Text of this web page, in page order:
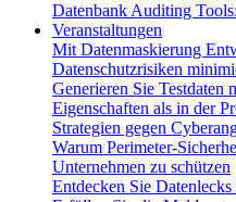
Datenbank Auditing
Veranstaltungen
Mit Datenmaskierung
Datenschutzrisiken
Generieren Sie Testdaten
Eigenschaften als in der
Strategien gegen
Warum Perimeter-
Unternehmen zu schützen
Entdecken Sie